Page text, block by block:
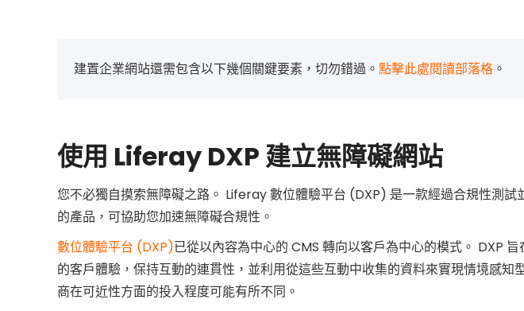
建置企業網站還需包含以下幾個關鍵要素，切勿錯過。點擊此處閱讀部落格 。
使用 Liferay DXP 建立無障礙網站
您不必獨自摸索無障礙之路。 Liferay 數位體驗平台 (DXP) 是一款經過合規性測試
的產品，可協助您加速無障礙合規性。
數位體驗平台 (DXP)已從以內容為中心的 CMS 轉向以客戶為中心的模式。 DXP
的客戶體驗，保持互動的連貫性，並利用從這些互動中收集的資料來實現情境感知
商在可近性方面的投入程度可能有所不同。